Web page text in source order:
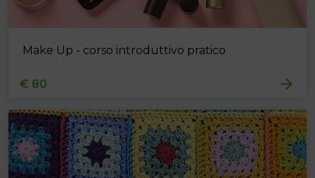
Make Up - corso introduttivo pratico
€ 80